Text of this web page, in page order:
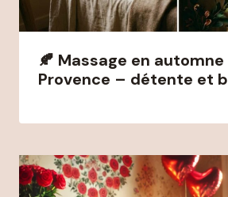
🍂 Massage en
Provence – détente et